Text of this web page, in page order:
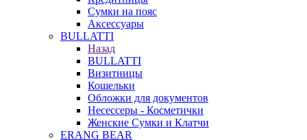
Сумки на пояс
Аксессуары
BULLATTI
Назад
BULLATTI
Визитницы
Кошельки
Обложки для документов
Несессеры - Косметички
Женские Сумки и Клатчи
ERANG BEAR